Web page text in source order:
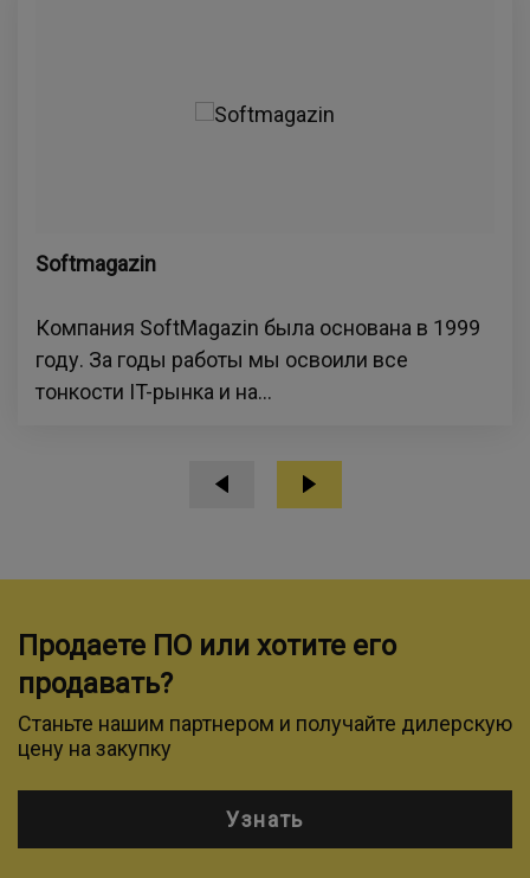
Softmagazin
Компания SoftMagazin была основана в 1999
году. За годы работы мы освоили все
тонкости IT-рынка и на...
Продаете ПО или хотите его
продавать?
Станьте нашим партнером и получайте дилерскую
цену на закупку
Узнать